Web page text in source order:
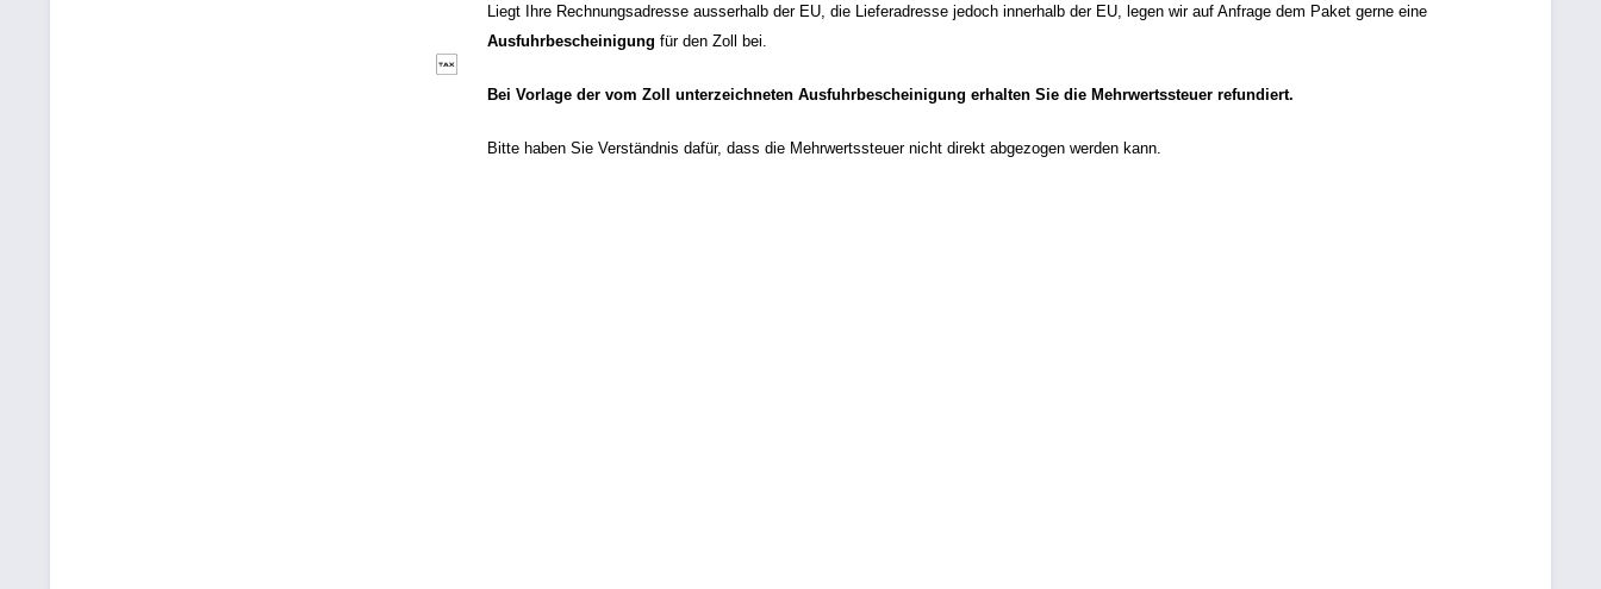
Liegt Ihre Rechnungsadresse ausserhalb der EU, die Lieferadresse jedoch innerhalb der EU, legen wir auf Anfrage dem Paket gerne eine
Ausfuhrbescheinigung für den Zoll bei.
Bei Vorlage der vom Zoll unterzeichneten Ausfuhrbescheinigung erhalten Sie die Mehrwertssteuer refundiert.
Bitte haben Sie Verständnis dafür, dass die Mehrwertssteuer nicht direkt abgezogen werden kann.